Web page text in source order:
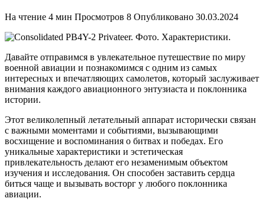
На чтение 4 мин Просмотров 8 Опубликовано 30.03.2024
Давайте отправимся в увлекательное путешествие по миру
военной авиации и познакомимся с одним из самых
интересных и впечатляющих самолетов, который заслуживает
внимания каждого авиационного энтузиаста и поклонника
истории.
Этот великолепный летательный аппарат исторически связан
с важными моментами и событиями, вызывающими
восхищение и воспоминания о битвах и победах. Его
уникальные характеристики и эстетическая
привлекательность делают его незаменимым объектом
изучения и исследования. Он способен заставить сердца
биться чаще и вызывать восторг у любого поклонника
авиации.